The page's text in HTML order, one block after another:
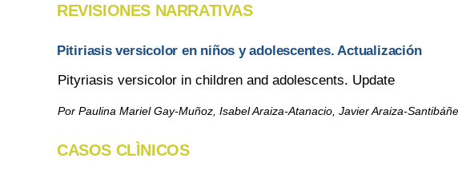
REVISIONES NARRATIVAS
Pitiriasis versicolor en niños y adolescentes. Actualización
Pityriasis versicolor in children and adolescents. Update
Por Paulina Mariel Gay-Muñoz, Isabel Araiza-Atanacio, Javier Araiza-
CASOS CLÌNICOS